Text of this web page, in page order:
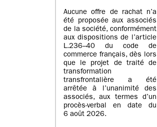
Aucune offre de rachat n’a
été proposée aux associés
de la société, conformément
aux dispositions de l’article
L.236–40 du code de
commerce français, dès lors
que le projet de traité de
transformation
transfrontalière a été
arrêtée à l’unanimité des
associés, aux termes d’un
procès-verbal en date du
6 août 2026.